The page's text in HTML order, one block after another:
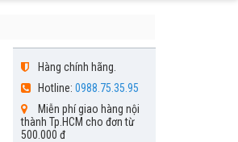
Hàng chính hãng.
Hotline:0988.75.35.95
Miễn phí giao hàng nội
thành Tp.HCM cho đơn từ
500.000 đ